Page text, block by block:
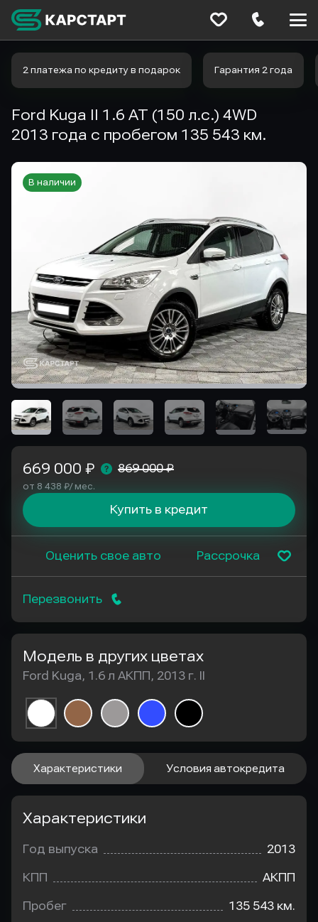
2 платежа по кредиту в подарок Гарантия 2 года
Ford Kuga II 1.6 AT (150 л.с.) 4WD
2013 года с пробегом 135 543 км.
В наличии
669 000 ₽ 869 000 ₽
от 8 438 ₽/ мес.
Купить в кредит
Оценить свое авто Рассрочка
Перезвонить
Модель в других цветах
Ford Kuga, 1.6 л АКПП, 2013 г. II
Характеристики Условия автокредита
Характеристики
Год выпуска 2013
КПП АКПП
Пробег 135 543 км.